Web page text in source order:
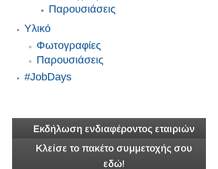
Παρουσιάσεις
Υλικό
Φωτογραφίες
Παρουσιάσεις
#JobDays
Εκδήλωση ενδιαφέροντος εταιριών
Κλείσε το πακέτο συμμετοχής σου
εδώ!